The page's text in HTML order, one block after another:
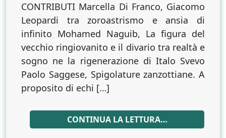
CONTRIBUTI Marcella Di Franco, Giacomo
Leopardi tra zoroastrismo e ansia di
infinito Mohamed Naguib, La figura del
vecchio ringiovanito e il divario tra realtà e
sogno ne la rigenerazione di Italo Svevo
Paolo Saggese, Spigolature zanzottiane. A
proposito di echi […]
CONTINUA LA LETTURA…